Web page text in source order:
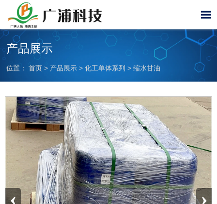

产品展示
位置：首页 > 产品展示 >化工单体系列 >缩水甘油
‹ ›